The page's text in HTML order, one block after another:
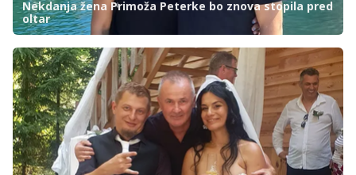
Nekdanja žena Primoža Peterke bo znova stopila pred
oltar